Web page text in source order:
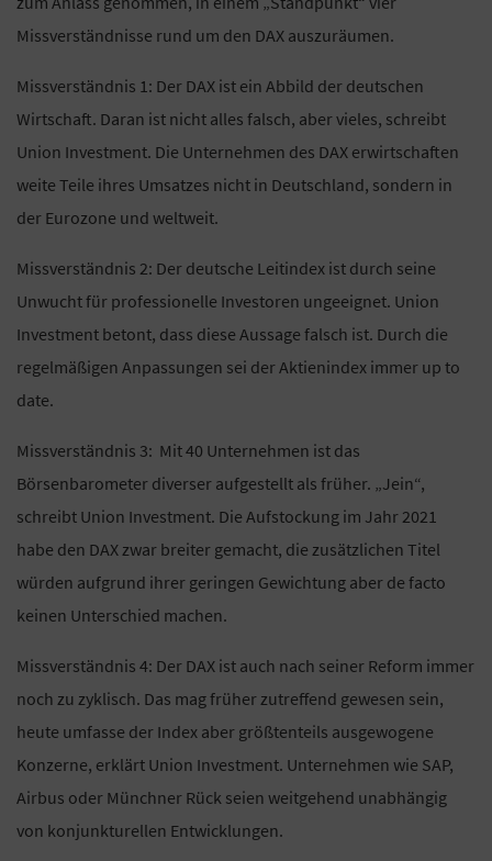
Missverständnisse rund um den DAX auszuräumen.
Missverständnis 1: Der DAX ist ein Abbild der deutschen
Wirtschaft. Daran ist nicht alles falsch, aber vieles, schreibt
Union Investment. Die Unternehmen des DAX erwirtschaften
weite Teile ihres Umsatzes nicht in Deutschland, sondern in
der Eurozone und weltweit.
Missverständnis 2: Der deutsche Leitindex ist durch seine
Unwucht für professionelle Investoren ungeeignet. Union
Investment betont, dass diese Aussage falsch ist. Durch die
regelmäßigen Anpassungen sei der Aktienindex immer up to
date.
Missverständnis 3: Mit 40 Unternehmen ist das
Börsenbarometer diverser aufgestellt als früher. „Jein“,
schreibt Union Investment. Die Aufstockung im Jahr 2021
habe den DAX zwar breiter gemacht, die zusätzlichen Titel
würden aufgrund ihrer geringen Gewichtung aber de facto
keinen Unterschied machen.
Missverständnis 4: Der DAX ist auch nach seiner Reform immer
noch zu zyklisch. Das mag früher zutreffend gewesen sein,
heute umfasse der Index aber größtenteils ausgewogene
Konzerne, erklärt Union Investment. Unternehmen wie SAP,
Airbus oder Münchner Rück seien weitgehend unabhängig
von konjunkturellen Entwicklungen.